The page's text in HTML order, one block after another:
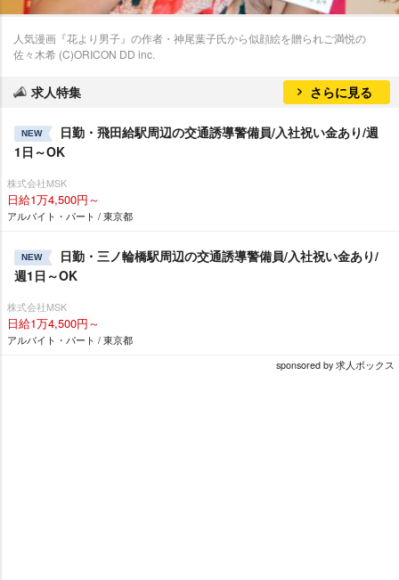
人気漫画『花より男子』の作者・神尾葉子氏から似顔絵を贈られご満悦の
佐々木希 (C)ORICON DD inc.
求人特集 さらに見る
NEW
日勤・飛田給駅周辺の交通誘導警備員/入社祝い金あり/週
1日～OK
株式会社MSK
日給1万4,500円～
アルバイト・パート / 東京都
NEW
日勤・三ノ輪橋駅周辺の交通誘導警備員/入社祝い金あり/
週1日～OK
株式会社MSK
日給1万4,500円～
アルバイト・パート / 東京都
sponsored by 求人ボックス